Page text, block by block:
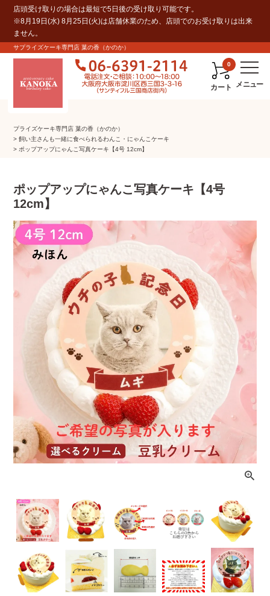
店頭受け取りの場合は最短で5日後の受け取り可能です。
※8月19日(水) 8月25日(火)は店舗休業のため、店頭でのお受け取りは出来
ません。
サプライズケーキ専門店 菓の香（かのか）
0
カート
プライズケーキ専⾨店 菓の⾹（かのか）
飼い主さんも一緒に食べられるわんこ・にゃんこケーキ
ポップアップにゃんこ写真ケーキ【4号 12cm】
ポップアップにゃんこ写真ケーキ【4号
12cm】